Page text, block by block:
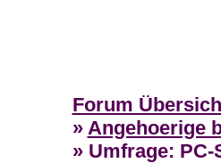
Forum
» Angehoerige
» Umfrage: